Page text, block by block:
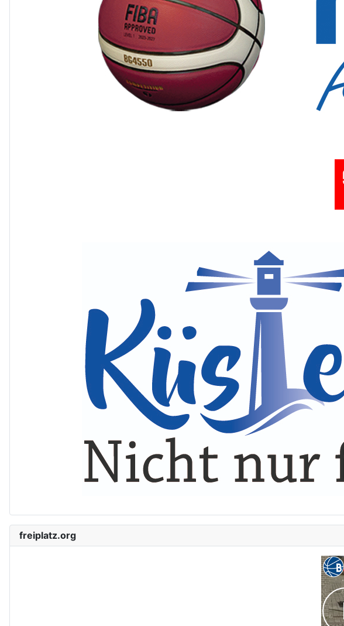
freiplatz.org